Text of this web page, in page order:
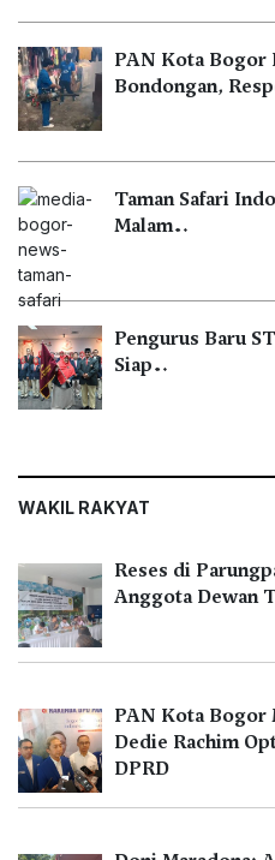
PAN Kota Bogor
Bondongan,
Taman Safari
Malam…
Pengurus Baru
Siap…
WAKIL RAKYAT
Reses di
Anggota Dewan
PAN Kota Bogor
Dedie Rachim
DPRD